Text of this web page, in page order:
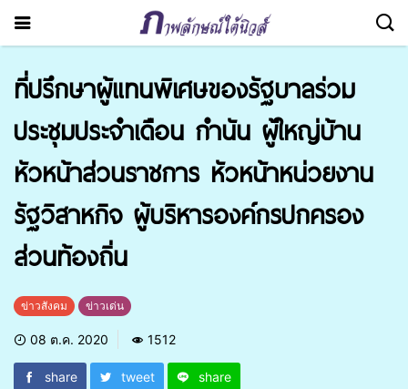
ที่ปรึกษาผู้แทนพิเศษของรัฐบาลร่วม
ประชุมประจำเดือน กำนัน ผู้ใหญ่บ้าน
หัวหน้าส่วนราชการ หัวหน้าหน่วยงาน
รัฐวิสาหกิจ ผู้บริหารองค์กรปกครอง
ส่วนท้องถิ่น
ข่าวสังคม ข่าวเด่น
08 ต.ค. 2020 1512
share tweet share